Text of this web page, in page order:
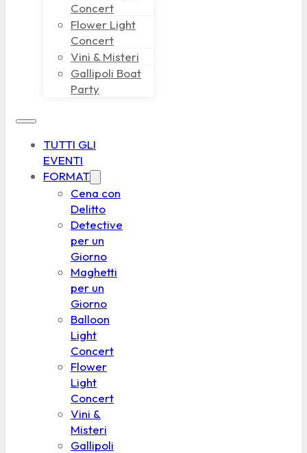
Concert
Flower Light
Concert
Vini & Misteri
Gallipoli Boat
Party
TUTTI GLI
EVENTI
FORMAT
Cena con
Delitto
Detective
per un
Giorno
Maghetti
per un
Giorno
Balloon
Light
Concert
Flower
Light
Concert
Vini &
Misteri
Gallipoli